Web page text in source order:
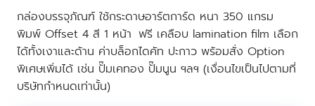
กล่องบรรจุภัณฑ์ ใช้กระดาษอาร์ตการ์ด หนา 350 แกรม
พิมพ์ Offset 4 สี 1 หน้า ฟรี เคลือบ lamination film เลือก
ได้ทั้งเงาและด้าน ค่าบล็อกไดคัท ปะกาว พร้อมสั่ง Option
พิเศษเพิ่มได้ เช่น ปั๊มเคทอง ปั๊มนูน ฯลฯ (เงื่อนไขเป็นไปตามที่
บริษัทกำหนดเท่านั้น)